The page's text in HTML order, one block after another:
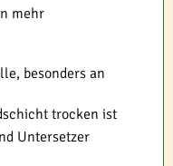
mehr
besonders an
trocken ist
Untersetzer